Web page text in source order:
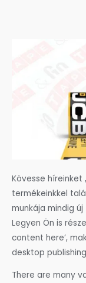
Kövesse híreinket
termékeinkkel
munkája mindig
Legyen Ön is
content here’,
desktop
There are many